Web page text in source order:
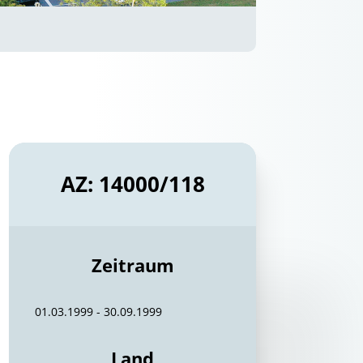
AZ: 14000/118
Zeitraum
01.03.1999 - 30.09.1999
Land